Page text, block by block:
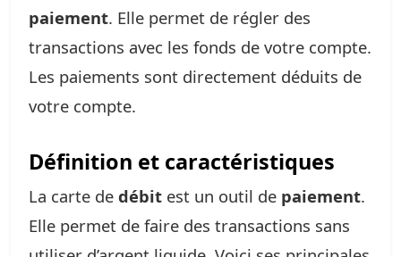
paiement. Elle permet de régler des
transactions avec les fonds de votre compte.
Les paiements sont directement déduits de
votre compte.
Définition et caractéristiques
La carte de débit est un outil de paiement.
Elle permet de faire des transactions sans